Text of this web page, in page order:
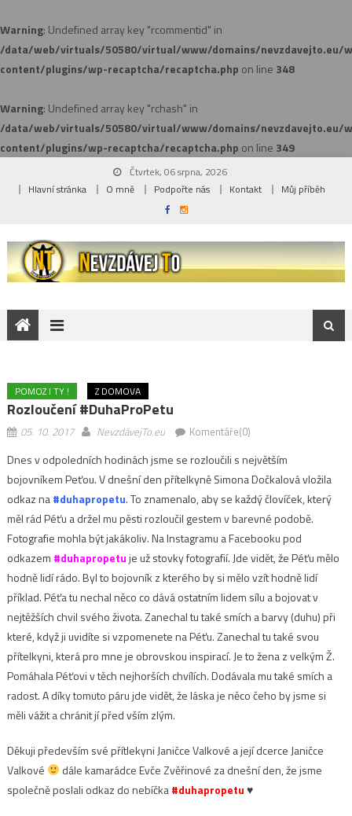
Warning: Undefined array key "rcommentid" in
/data/web/virtuals/50580/virtual/www/domains/nevzdavejto.eu/
content/plugins/wp-recaptcha/recaptcha.php on line 348
Warning: Undefined array key "rchash" in
/data/web/virtuals/50580/virtual/www/domains/nevzdavejto.eu/
content/plugins/wp-recaptcha/recaptcha.php on line 349
Čtvrtek, 06 srpna, 2026
Hlavní stránka
O mně Podpořte nás Kontakt Můj příběh
POMOZ I TY ! Z DOMOVA
Rozloučení #DuhaProPetu
05. 10. 2017 NevzdávejTo.eu Komentáře(0)
Dnes v odpoledních hodinách jsme se rozloučili s největším
bojovníkem Peťou. V dnešní den přítelkyně Simona Dočkalová vložila
odkaz na#duhapropetu. To znamenalo, aby se každý človíček, který
měl rád Péťu a držel mu pěsti rozloučil gestem v barevné podobě.
Fotografie mohla být jakákoliv. Na Instagramu a Facebooku pod
odkazem #duhapropetuje už stovky fotografií. Jde vidět, že Péťu mělo
hodně lidí rádo. Byl to bojovník z kterého by si mělo vzít hodně lidí
příklad. Péťa tu nechal něco co dává ostatním lidem sílu a bojovat v
nejtěžších chvil svého života. Zanechal tu také smích a barvy (duhu) při
které, když ji uvidíte si vzpomenete na Péťu. Zanechal tu také svou
přítelkyni, která pro mne je obrovskou inspirací. Je to žena z velkým Ž.
Pomáhala Péťovi v těch nejhorších chvílích. Dodávala mu také smích a
radost. A díky tomuto páru jde vidět, že láska je něco čeho by jsme si
měli vážit a chránit jí před vším zlým.
Děkuji především své přítlekyni Janičce Valkové a její dcerce Janičce
Valkové
dále kamarádce Evče Zvěřinové za dnešní den, že jsme
společně poslali odkaz do nebíčka#duhapropetu♥